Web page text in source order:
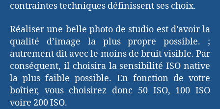
contraintes techniques définissent ses choix.
Réaliser une belle photo de studio est d’avoir la
qualité d’image la plus propre possible. ;
autrement dit avec le moins de bruit visible. Par
conséquent, il choisira la sensibilité ISO native
la plus faible possible. En fonction de votre
boîtier, vous choisirez donc 50 ISO, 100 ISO
voire 200 ISO.